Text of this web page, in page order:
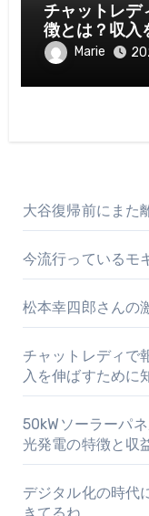
チャットレデ
徴とは？収入
いポイント
Marie
大谷復帰前にまた
今流行っているモ
松本幸四郎さんの
チャットレディで
入を伸ばすために
50kWソーラーパ
光発電の特徴と収
デジタル化の時代